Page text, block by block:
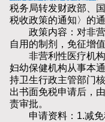
税务局转发财政部、
税收政策的通知〉的
政策内容：对非营
自用的制剂，免征增值
非营利性医疗机构
妇幼保健机构从事本
持卫生行政主管部门
出书面免税申请后，
责审批。
申请资料：1.减免